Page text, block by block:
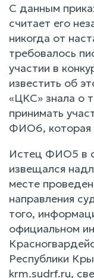
С данным
считает его
никогда от
требовалось
участии в
известить об
«ЦКС» знала о
принимать
ФИО6, которая
Истец ФИО5 в
извещался
месте
направления
того,
официальном
Республики
krm.sudrf.ru,